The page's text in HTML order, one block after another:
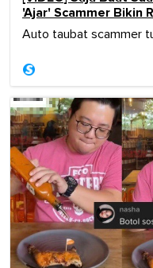
'Ajar' Scammer Bikin
Auto taubat scammer